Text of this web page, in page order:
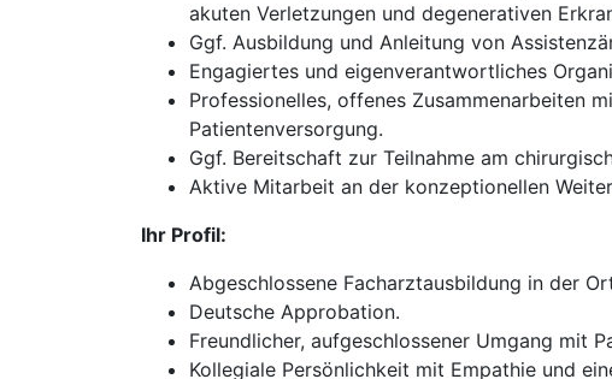
akuten Verletzungen und degenerativen
Ggf. Ausbildung und Anleitung von
Engagiertes und eigenverantwortliches
Professionelles, offenes Zusammenarbeiten
Patientenversorgung.
Ggf. Bereitschaft zur Teilnahme am
Aktive Mitarbeit an der konzeptionellen
Ihr Profil:
Abgeschlossene Facharztausbildung in der
Deutsche Approbation.
Freundlicher, aufgeschlossener Umgang mit
Kollegiale Persönlichkeit mit Empathie und